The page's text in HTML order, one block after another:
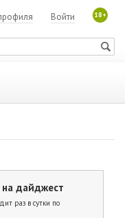
18+
Войти
дайджест
раз в сутки по